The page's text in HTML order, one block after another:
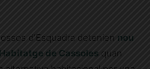
d’Esquadra detenien
nou
de Cassoles quan